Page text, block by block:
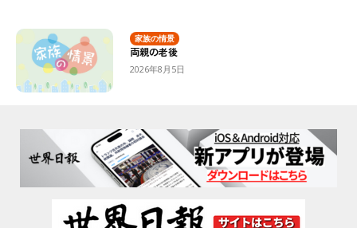
家族の情景
両親の老後
2026年8月5日